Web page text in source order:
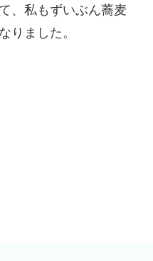
、私もずいぶん蕎麦
りました。